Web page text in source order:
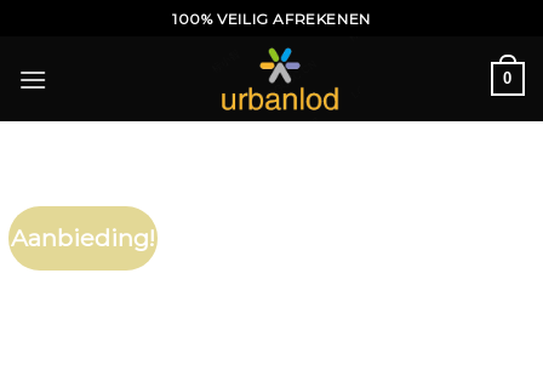
inhoud
100% VEILIG AFREKENEN
0
Aanbieding!